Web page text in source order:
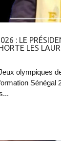
: LE
LES
olympiques
Sénégal